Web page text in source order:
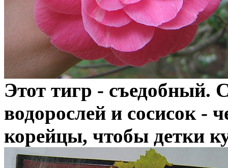
Этот тигр - съедобный.
водорослей и сосисок -
корейцы, чтобы детки